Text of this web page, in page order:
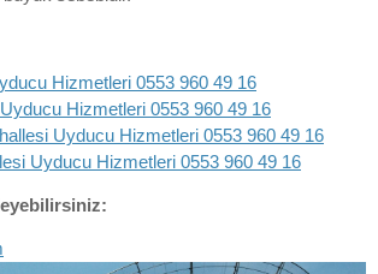
Hizmetleri 0553 960 49 16
Hizmetleri 0553 960 49 16
Uyducu Hizmetleri 0553 960 49 16
Uyducu Hizmetleri 0553 960 49 16